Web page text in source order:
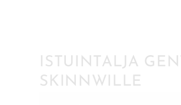
ISTUINTALJA
SKINNWILLE